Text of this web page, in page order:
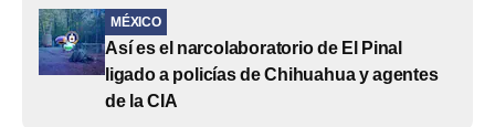
MÉXICO
Así es el narcolaboratorio de El Pinal
ligado a policías de Chihuahua y agentes
de la CIA